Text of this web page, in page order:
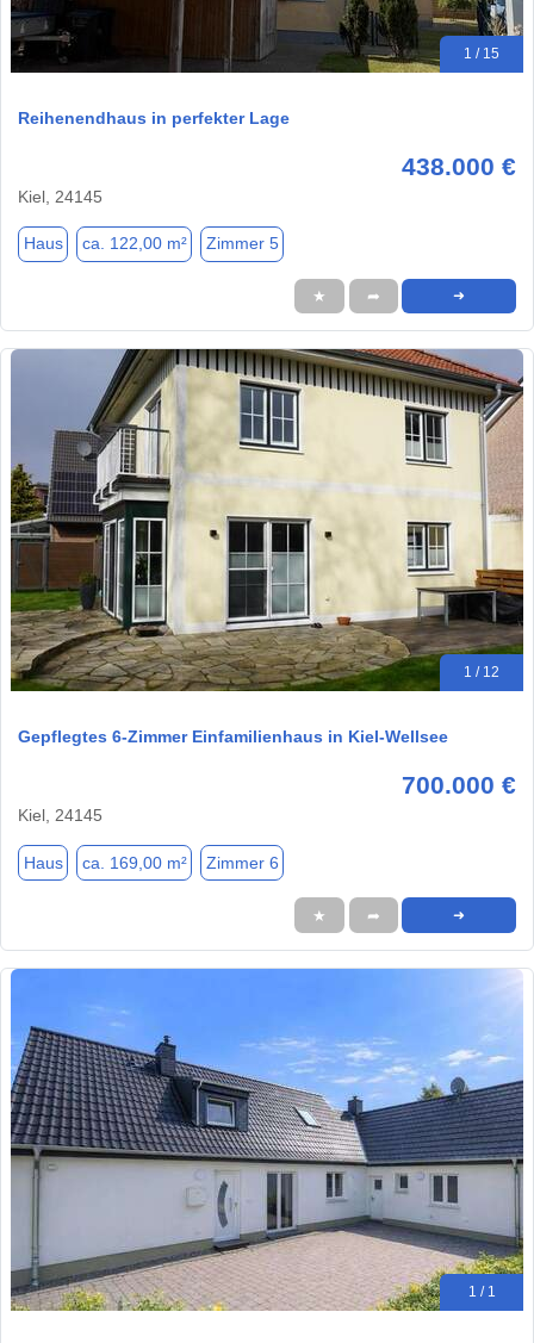
1 / 15
Reihenendhaus in perfekter Lage
438.000 €
Kiel, 24145
Haus ca. 122,00 m² Zimmer 5
★ ➦ ➜
1 / 12
Gepflegtes 6-Zimmer Einfamilienhaus in Kiel-Wellsee
700.000 €
Kiel, 24145
Haus ca. 169,00 m² Zimmer 6
★ ➦ ➜
1 / 1